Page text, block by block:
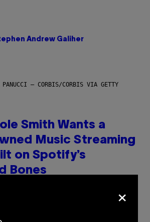
Andrew Galiher
PANUCCI – CORBIS/CORBIS VIA GETTY
Smith Wants a
Music Streaming
on Spotify’s
Bones
×